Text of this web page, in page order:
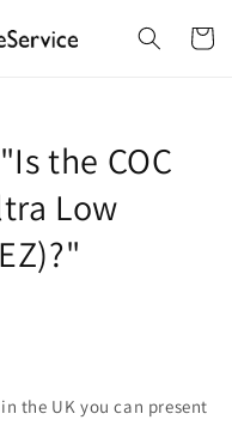
Cart
the COC
Low
the UK you can present